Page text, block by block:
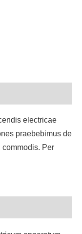
electricae
praebebimus de
Per